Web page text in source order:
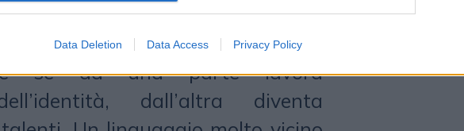
Data Deletion Data Access Privacy Policy
Aziendale. Uno strumento
a ciascuno di raccontare e
se da una parte lavora
dall’altra diventa